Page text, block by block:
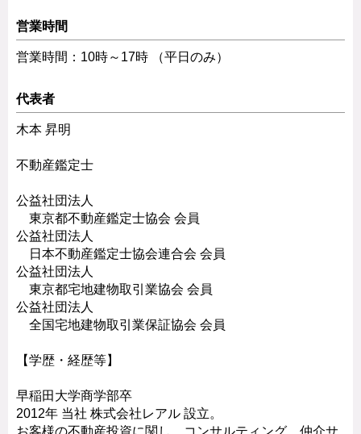
営業時間
営業時間：10時～17時 （平日のみ）
代表者
木本 昇明
不動産鑑定士
公益社団法人
東京都不動産鑑定士協会 会員
公益社団法人
日本不動産鑑定士協会連合会 会員
公益社団法人
東京都宅地建物取引業協会 会員
公益社団法人
全国宅地建物取引業保証協会 会員
【学歴・経歴等】
早稲田大学商学部卒
2012年 当社 株式会社レアル 設立。